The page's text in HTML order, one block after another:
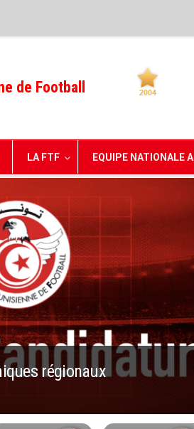
de Football
LA FTF EQUIPE NATIONALE A
régionaux